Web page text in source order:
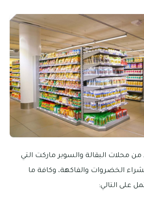
من محلات البقالة والسوبر ماركت التي
الخضروات والفاكهة، وكافة ما
على التالي: